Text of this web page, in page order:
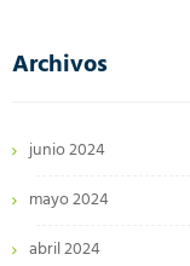
Archivos
junio 2024
mayo 2024
abril 2024